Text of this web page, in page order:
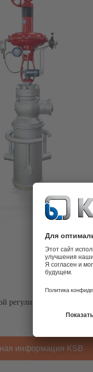
регулировки
информация KSB